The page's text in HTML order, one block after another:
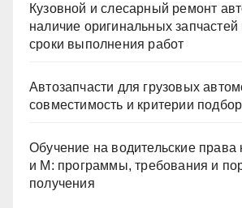
Кузовной и слесарный ремонт
наличие оригинальных
сроки выполнения работ
Автозапчасти для грузовых
совместимость и критерии
Обучение на водительские права
и M: программы, требования и
получения